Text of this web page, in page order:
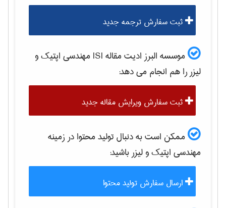
ثبت سفارش ترجمه جدید
موسسه البرز ادیت مقاله ISI
مهندسی اپتیک و
لیزررا هم انجام می دهد:
ثبت سفارش ویرایش مقاله جدید
ممکن است به دنبال تولید محتوا در زمینه
مهندسی اپتیک و لیزرباشید:
ارسال سفارش تولید محتوا